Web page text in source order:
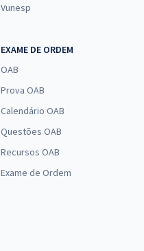
Vunesp
EXAME DE ORDEM
OAB
Prova OAB
Calendário OAB
Questões OAB
Recursos OAB
Exame de Ordem